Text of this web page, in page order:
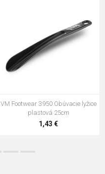
VM Footwear 3950 Obúvacie lyžice
plastová 25cm
1,43 €